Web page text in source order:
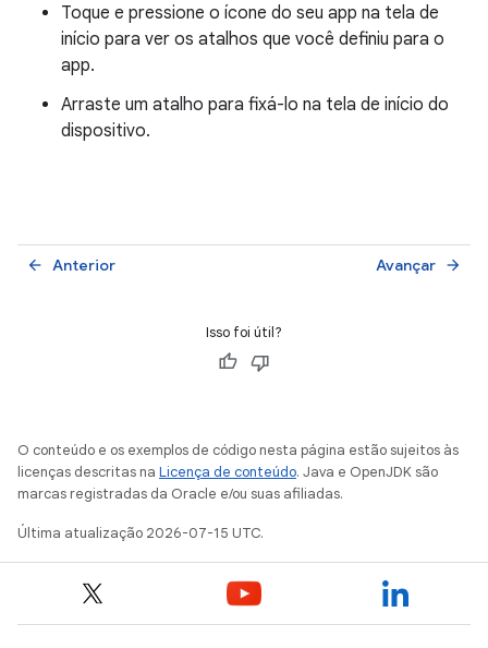
Toque e pressione o ícone do seu app na tela de
início para ver os atalhos que você definiu para o
app.
Arraste um atalho para fixá-lo na tela de início do
dispositivo.
Anterior
arrow_back Avançar arrow_forward
Isso foi útil?
O conteúdo e os exemplos de código nesta página estão sujeitos às
licenças descritas na Licença de conteúdo. Java e OpenJDK são
marcas registradas da Oracle e/ou suas afiliadas.
Última atualização 2026-07-15 UTC.